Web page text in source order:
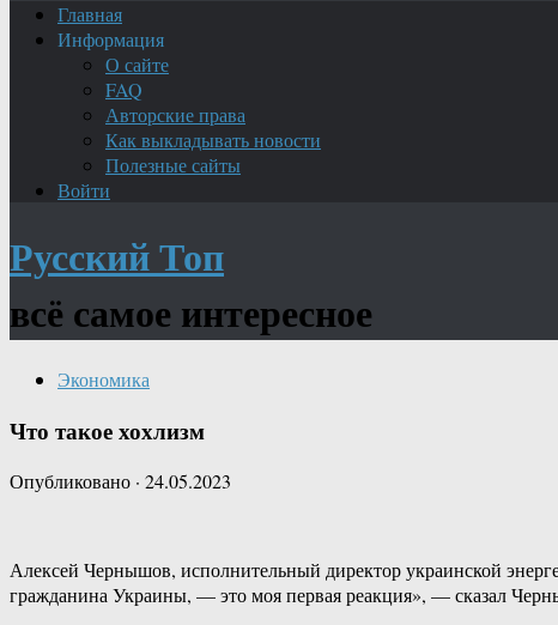
Главная
Информация
О сайте
FAQ
Авторские права
Как выкладывать новости
Полезные сайты
Войти
Русский Топ
всё самое интересное
Экономика
Что такое хохлизм
Опубликовано · 24.05.2023
Алексей Чернышов, исполнительный директор украинской
гражданина Украины, — это моя первая реакция», — сказал